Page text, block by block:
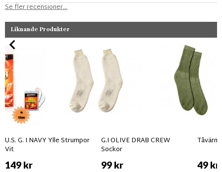
Se fler recensioner...
Liknande Produkter
U.S. G. I NAVY Ylle Strumpor
Vit
149 kr
G.I OLIVE DRAB CREW
Sockor
99 kr 49 kr